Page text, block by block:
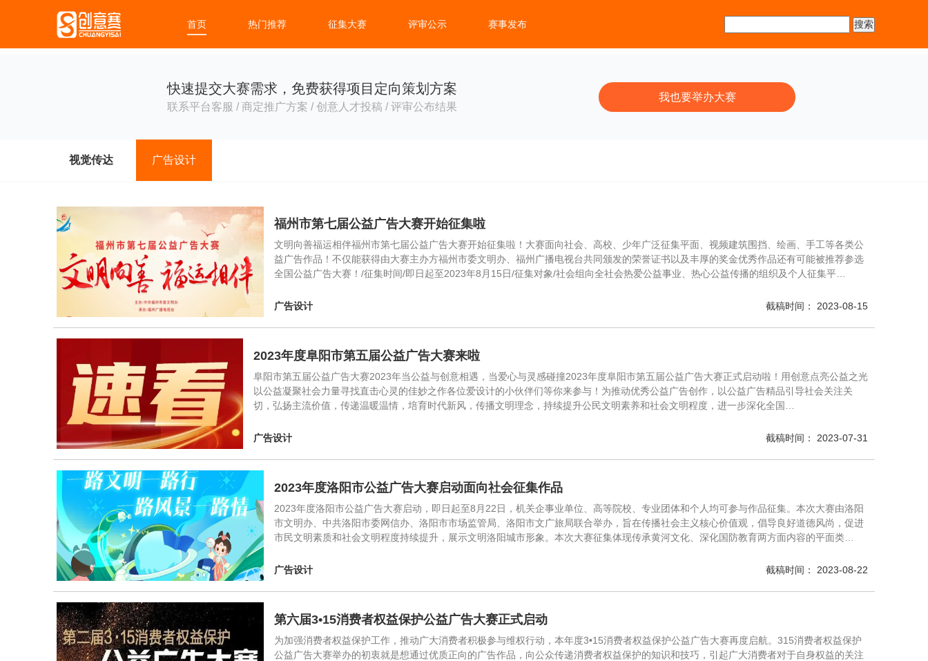
首页 热门推荐 征集大赛 评审公示 赛事发布
快速提交大赛需求，免费获得项目定向策划方案
联系平台客服 / 商定推广方案 / 创意人才投稿 / 评审公布结果
我也要举办大赛
视觉传达 广告设计
福州市第七届公益广告大赛开始征集啦
文明向善福运相伴福州市第七届公益广告大赛开始征集啦！大赛面向社会、高校、少年广泛征集平面、视频建筑围挡、绘画、手工等各类公
益广告作品！不仅能获得由大赛主办方福州市委文明办、福州广播电视台共同颁发的荣誉证书以及丰厚的奖金优秀作品还有可能被推荐参选
全国公益广告大赛！/征集时间/即日起至2023年8月15日/征集对象/社会组向全社会热爱公益事业、热心公益传播的组织及个人征集平…
广告设计 截稿时间： 2023-08-15
2023年度阜阳市第五届公益广告大赛来啦
阜阳市第五届公益广告大赛2023年当公益与创意相遇，当爱心与灵感碰撞2023年度阜阳市第五届公益广告大赛正式启动啦！用创意点亮公益之光
以公益凝聚社会力量寻找直击心灵的佳妙之作各位爱设计的小伙伴们等你来参与！为推动优秀公益广告创作，以公益广告精品引导社会关注关
切，弘扬主流价值，传递温暖温情，培育时代新风，传播文明理念，持续提升公民文明素养和社会文明程度，进一步深化全国…
广告设计 截稿时间： 2023-07-31
2023年度洛阳市公益广告大赛启动面向社会征集作品
2023年度洛阳市公益广告大赛启动，即日起至8月22日，机关企事业单位、高等院校、专业团体和个人均可参与作品征集。本次大赛由洛阳
市文明办、中共洛阳市委网信办、洛阳市市场监管局、洛阳市文广旅局联合举办，旨在传播社会主义核心价值观，倡导良好道德风尚，促进
市民文明素质和社会文明程度持续提升，展示文明洛阳城市形象。本次大赛征集体现传承黄河文化、深化国防教育两方面内容的平面类…
广告设计 截稿时间： 2023-08-22
第六届3•15消费者权益保护公益广告大赛正式启动
为加强消费者权益保护工作，推动广大消费者积极参与维权行动，本年度3•15消费者权益保护公益广告大赛再度启航。315消费者权益保护
公益广告大赛举办的初衷就是想通过优质正向的广告作品，向公众传递消费者权益保护的知识和技巧，引起广大消费者对于自身权益的关注